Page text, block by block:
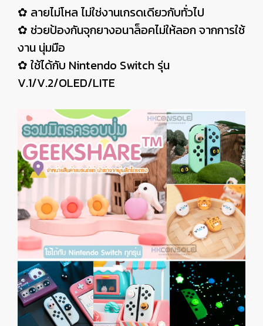
✿ ลายไม่โหล ไม่ใช่งานเกรดเดียวกับทั่วไป
✿ ช่วยป้องกันจุกยางอนาล็อคไม่ให้ลอก จากการใช้
งาน นุ่มมือ
✿ ใช้ได้กับ Nintendo Switch รุ่น
V.1/V.2/OLED/LITE